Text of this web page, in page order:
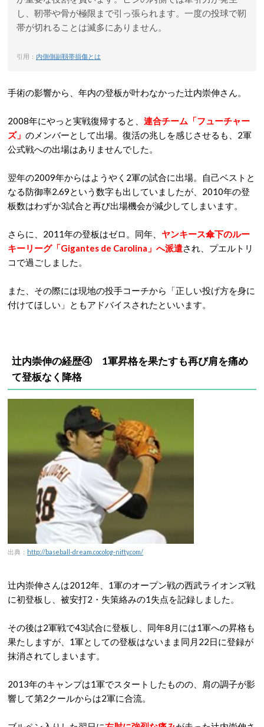
し、靭帯や骨が極限まで引っ張られます。一度の投球で靭
帯が切れることは滅多にありません。
引用： 内側側副靱帯損傷とは
手術の影響から、年内の登板が叶わなかった辻内崇伸さん。
2008年にやっと実戦復帰すると、 連合チーム「フューチャー
ズ」 のメンバーとして出場。復活の兆しを感じさせるも、2軍
公式戦への出場はありませんでした。
翌年の2009年からはようやく2軍の試合に出場。自己ベストと
なる防御率2.69という数字も出していましたが、2010年の登
板数はわずか3試合と再び出場機会が減少してしまいます。
さらに、2011年の登板はゼロ。同年、 ヤンキース傘下のルー
キーリーグ「Gigantes de Carolina」へ派遣され、プエルトリ
コで過ごしました。
また、その際には現地の投手コーチから「正しい投げ方を身に
付けてほしい」ともアドバイスされたといいます。
辻内崇伸の経歴④ 1軍昇格を果たすも再び肩を痛め
て登板なく降格
出典： http://baseball-dream.cocolog-nifty.com/
辻内崇伸さんは2012年、1軍のオープン戦の西武ライオンズ戦
に初登板し、被安打2・失策絡みの1失点を記録しました。
その後は2軍戦で43試合に登板し、同年8月には1軍への昇格も
果たしますが、1軍としての登板はないまま同月22日に登録が
抹消されてしまいます。
2013年のキャンプは1軍でスタートしたものの、肩の調子が影
響して第2クールからは2軍に合流。